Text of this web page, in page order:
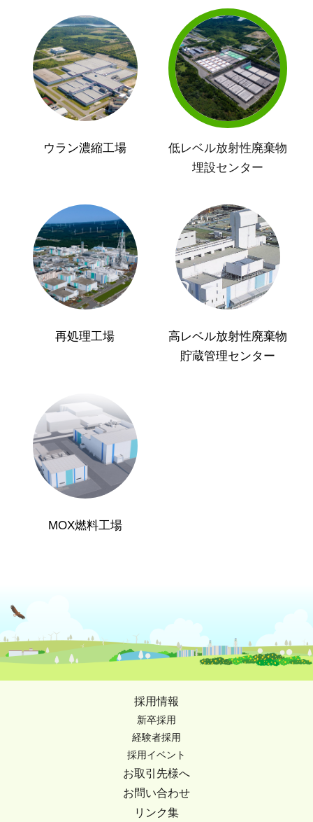
ウラン濃縮工場
低レベル放射性廃棄物
埋設センター
再処理工場
高レベル放射性廃棄物
貯蔵管理センター
MOX燃料工場
採用情報
新卒採用
経験者採用
採用イベント
お取引先様へ
お問い合わせ
リンク集